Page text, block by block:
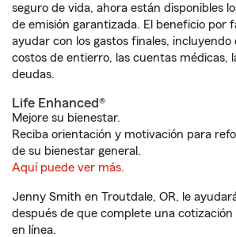
seguro de vida, ahora están disponibles
de emisión garantizada. El beneficio por
ayudar con los gastos finales, incluyendo
costos de entierro, las cuentas médicas,
deudas.
Life Enhanced®
Mejore su bienestar.
Reciba orientación y motivación para
de su bienestar general.
Aquí puede ver más.
Jenny Smith en Troutdale, OR, le
después de que complete una cotización
en línea.